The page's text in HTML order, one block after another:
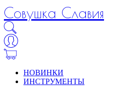
Совушка Славия
НОВИНКИ
ИНСТРУМЕНТЫ